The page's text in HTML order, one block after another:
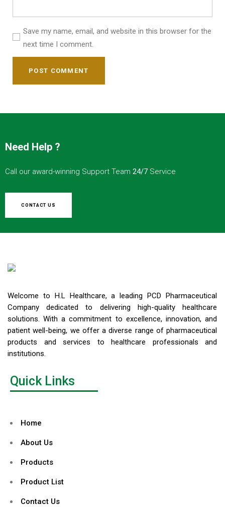
Save my name, email, and website in this browser for the
next time I comment.
POST COMMENT
Need Help ?
Call our award-winning Support Team 24/7 Service
CONTACT US
Welcome to H.L Healthcare, a leading PCD Pharmaceutical
Company dedicated to delivering high-quality healthcare
solutions. With a commitment to excellence, innovation, and
patient well-being, we offer a diverse range of pharmaceutical
products and services to healthcare professionals and
institutions.
Quick Links
Home
About Us
Products
Product List
Contact Us